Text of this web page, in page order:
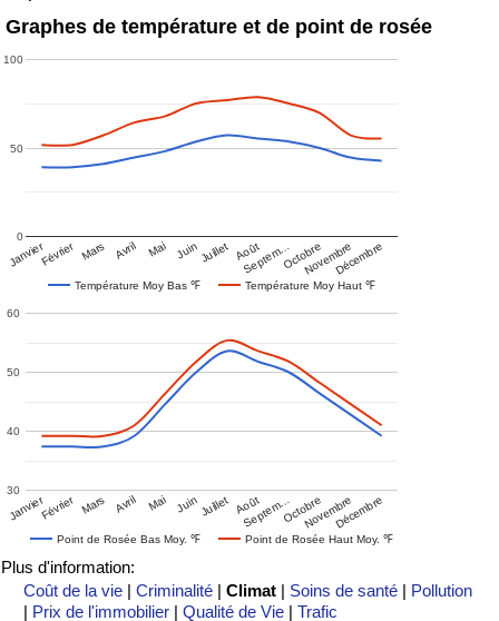
Graphes de température et de point de rosée
Température Moy Bas ℉ Température Moy Haut ℉
JanvierFévrier Mars Avril Mai Juin Juillet Août
Septem…OctobreNovembreDécembre
0
50
100
Point de Rosée Bas Moy. ℉ Point de Rosée Haut Moy. ℉
JanvierFévrier Mars Avril Mai Juin Juillet Août
Septem…OctobreNovembreDécembre
30
40
50
60
Plus d'information:
Coût de la vie |Criminalité |Climat | Soins de santé | Pollution
| Prix de l'immobilier |Qualité de Vie |Trafic